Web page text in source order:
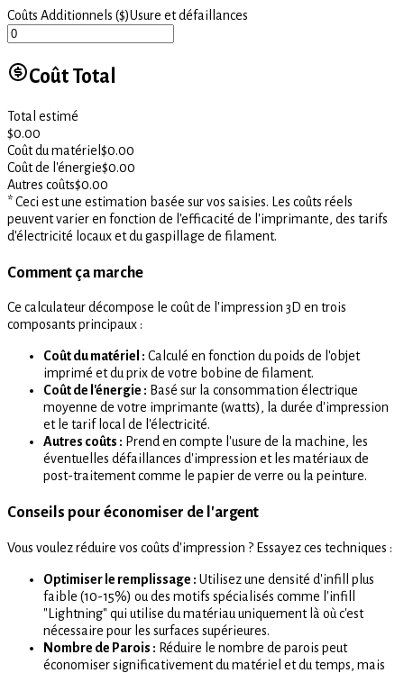
Coûts Additionnels ($)Usure et défaillances
Coût Total
Total estimé
$0.00
Coût du matériel $0.00
Coût de l'énergie$0.00
Autres coûts$0.00
* Ceci est une estimation basée sur vos saisies. Les coûts réels
peuvent varier en fonction de l'efficacité de l'imprimante, des tarifs
d'électricité locaux et du gaspillage de filament.
Comment ça marche
Ce calculateur décompose le coût de l'impression 3D en trois
composants principaux :
Coût du matériel : Calculé en fonction du poids de l'objet
imprimé et du prix de votre bobine de filament.
Coût de l'énergie : Basé sur la consommation électrique
moyenne de votre imprimante (watts), la durée d'impression
et le tarif local de l'électricité.
Autres coûts : Prend en compte l'usure de la machine, les
éventuelles défaillances d'impression et les matériaux de
post-traitement comme le papier de verre ou la peinture.
Conseils pour économiser de l'argent
Vous voulez réduire vos coûts d'impression ? Essayez ces techniques :
Optimiser le remplissage : Utilisez une densité d'infill plus
faible (10-15%) ou des motifs spécialisés comme l'infill
"Lightning" qui utilise du matériau uniquement là où c'est
nécessaire pour les surfaces supérieures.
Nombre de Parois : Réduire le nombre de parois peut
économiser significativement du matériel et du temps, mais